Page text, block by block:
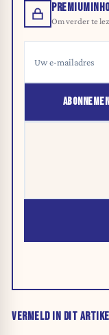
Om verder te
VERMELD IN DIT